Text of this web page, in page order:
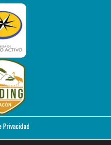
Privacidad